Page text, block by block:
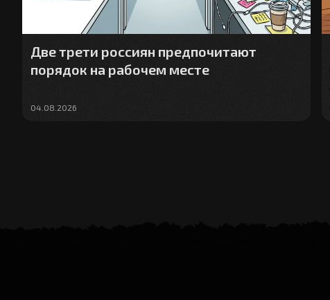
Две трети россиян предпочитают
порядок на рабочем месте
04.08.2026